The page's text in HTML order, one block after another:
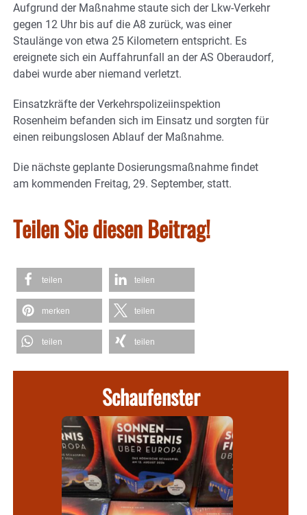
Aufgrund der Maßnahme staute sich der Lkw-Verkehr
gegen 12 Uhr bis auf die A8 zurück, was einer
Staulänge von etwa 25 Kilometern entspricht. Es
ereignete sich ein Auffahrunfall an der AS Oberaudorf,
dabei wurde aber niemand verletzt.
Einsatzkräfte der Verkehrspolizeiinspektion
Rosenheim befanden sich im Einsatz und sorgten für
einen reibungslosen Ablauf der Maßnahme.
Die nächste geplante Dosierungsmaßnahme findet
am kommenden Freitag, 29. September, statt.
Teilen Sie diesen Beitrag!
teilen teilen
merken teilen
teilen teilen
Schaufenster